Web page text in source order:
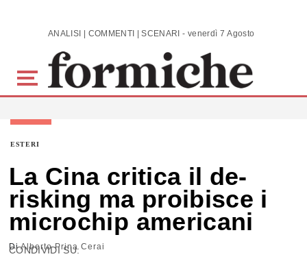
Skip to main content ANALISI | COMMENTI | SCENARI - venerdì 7 Agosto 2026
ESTERI
La Cina critica il de-
risking ma proibisce i
microchip americani
DiAlberto Prina Cerai
CONDIVIDI SU: